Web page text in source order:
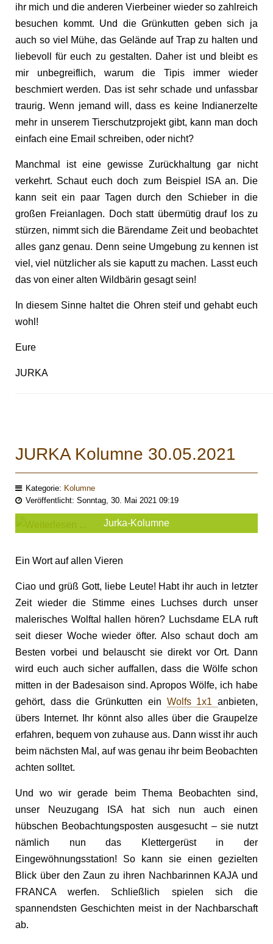
ihr mich und die anderen Vierbeiner wieder so zahlreich
besuchen kommt. Und die Grünkutten geben sich ja
auch so viel Mühe, das Gelände auf Trap zu halten und
liebevoll für euch zu gestalten. Daher ist und bleibt es
mir unbegreiflich, warum die Tipis immer wieder
beschmiert werden. Das ist sehr schade und unfassbar
traurig. Wenn jemand will, dass es keine Indianerzelte
mehr in unserem Tierschutzprojekt gibt, kann man doch
einfach eine Email schreiben, oder nicht?
Manchmal ist eine gewisse Zurückhaltung gar nicht
verkehrt. Schaut euch doch zum Beispiel ISA an. Die
kann seit ein paar Tagen durch den Schieber in die
großen Freianlagen. Doch statt übermütig drauf los zu
stürzen, nimmt sich die Bärendame Zeit und beobachtet
alles ganz genau. Denn seine Umgebung zu kennen ist
viel, viel nützlicher als sie kaputt zu machen. Lasst euch
das von einer alten Wildbärin gesagt sein!
In diesem Sinne haltet die Ohren steif und gehabt euch
wohl!
Eure
JURKA
JURKA Kolumne 30.05.2021
Kategorie: Kolumne
Veröffentlicht: Sonntag, 30. Mai 2021 09:19
Jurka-Kolumne
Ein Wort auf allen Vieren
Ciao und grüß Gott, liebe Leute! Habt ihr auch in letzter
Zeit wieder die Stimme eines Luchses durch unser
malerisches Wolftal hallen hören? Luchsdame ELA ruft
seit dieser Woche wieder öfter. Also schaut doch am
Besten vorbei und belauscht sie direkt vor Ort. Dann
wird euch auch sicher auffallen, dass die Wölfe schon
mitten in der Badesaison sind. Apropos Wölfe, ich habe
gehört, dass die Grünkutten ein Wolfs 1x1anbieten,
übers Internet. Ihr könnt also alles über die Graupelze
erfahren, bequem von zuhause aus. Dann wisst ihr auch
beim nächsten Mal, auf was genau ihr beim Beobachten
achten solltet.
Und wo wir gerade beim Thema Beobachten sind,
unser Neuzugang ISA hat sich nun auch einen
hübschen Beobachtungsposten ausgesucht – sie nutzt
nämlich nun das Klettergerüst in der
Eingewöhnungsstation! So kann sie einen gezielten
Blick über den Zaun zu ihren Nachbarinnen KAJA und
FRANCA werfen. Schließlich spielen sich die
spannendsten Geschichten meist in der Nachbarschaft
ab.